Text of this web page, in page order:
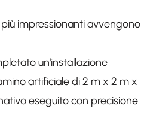
impressionanti avvengono
un'installazione
artificiale di 2 m x 2 m x
eseguito con precisione